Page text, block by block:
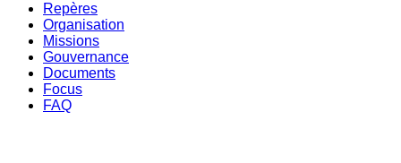
Repères
Organisation
Missions
Gouvernance
Documents
Focus
FAQ